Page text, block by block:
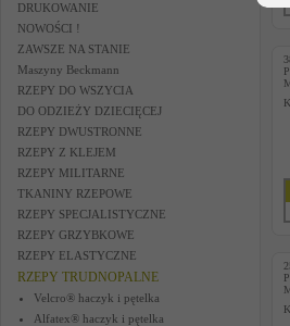
DRUKOWANIE
NOWOŚCI !
ZAWSZE NA STANIE
Maszyny Beckmann
RZEPY DO WSZYCIA
DO ODZIEŻY DZIECIĘCEJ
RZEPY DWUSTRONNE
RZEPY Z KLEJEM
RZEPY MILITARNE
TKANINY RZEPOWE
RZEPY SPECJALISTYCZNE
RZEPY GRZYBKOWE
RZEPY ELASTYCZNE
RZEPY TRUDNOPALNE
Velcro® haczyk i pętelka
Alfatex® haczyk i pętelka